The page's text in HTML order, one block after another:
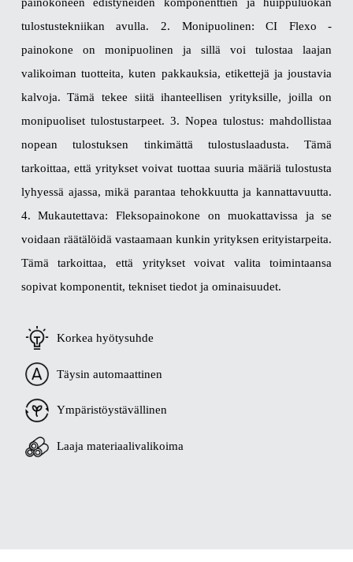
tulostustekniikan avulla. 2. Monipuolinen: CI Flexo -
painokone on monipuolinen ja sillä voi tulostaa laajan
valikoiman tuotteita, kuten pakkauksia, etikettejä ja joustavia
kalvoja. Tämä tekee siitä ihanteellisen yrityksille, joilla on
monipuoliset tulostustarpeet. 3. Nopea tulostus: mahdollistaa
nopean tulostuksen tinkimättä tulostuslaadusta. Tämä
tarkoittaa, että yritykset voivat tuottaa suuria määriä tulostusta
lyhyessä ajassa, mikä parantaa tehokkuutta ja kannattavuutta.
4. Mukautettava: Fleksopainokone on muokattavissa ja se
voidaan räätälöidä vastaamaan kunkin yrityksen erityistarpeita.
Tämä tarkoittaa, että yritykset voivat valita toimintaansa
sopivat komponentit, tekniset tiedot ja ominaisuudet.
Korkea hyötysuhde
Täysin automaattinen
Ympäristöystävällinen
Laaja materiaalivalikoima